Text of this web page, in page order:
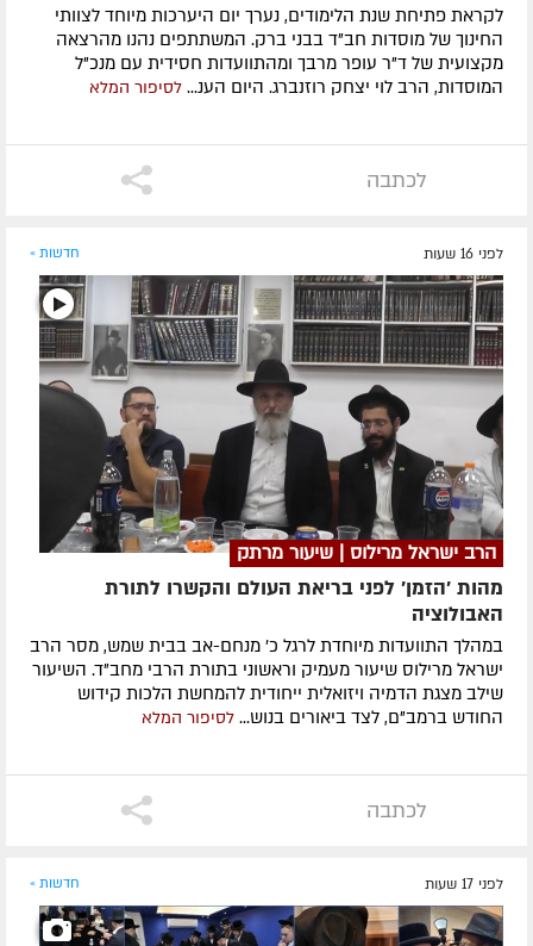
לקראת פתיחת שנת הלימודים, נערך יום היערכות מיוחד לצוותי
החינוך של מוסדות חב"ד בבני ברק. המשתתפים נהנו מהרצאה
מקצועית של ד"ר עופר מרבך ומהתוועדות חסידית עם מנכ"ל
המוסדות, הרב לוי יצחק רוזנברג. היום הענ... לסיפור המלא
לכתבה
לפני 16 שעות חדשות »
הרב ישראל מרילוס | שיעור מרתק
מהות 'הזמן' לפני בריאת העולם והקשרו לתורת
האבולוציה
במהלך התוועדות מיוחדת לרגל כ' מנחם-אב בבית שמש, מסר הרב
ישראל מרילוס שיעור מעמיק וראשוני בתורת הרבי מחב"ד. השיעור
שילב מצגת הדמיה ויזואלית ייחודית להמחשת הלכות קידוש
החודש ברמב"ם, לצד ביאורים בנוש... לסיפור המלא
לכתבה
לפני 17 שעות חדשות »